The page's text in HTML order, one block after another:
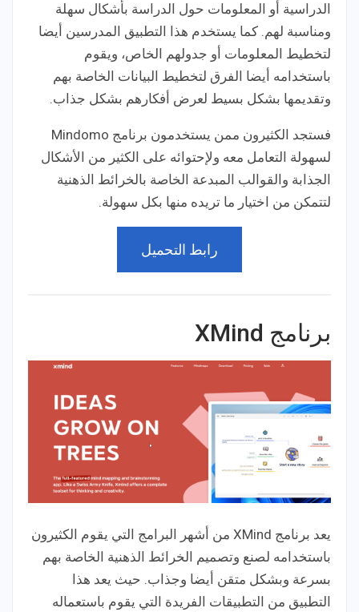
الدراسية أو المعلومات حول الدراسة بأشكال سهلة
ومناسبة لهم. كما يستخدم هذا التطبيق المدرسين أيضا
لتخطيط المعلومات أو جدولهم الخاص، ويقوم
باستخدامه أيضا الفرق لتخطيط البيانات الخاصة بهم
وتقديمها بشكل بسيط لعرض أفكارهم بشكل جذاب.
فستجد الكثيرون ممن يستخدمون برنامج Mindomo
لسهولة التعامل معه ولإحتوائه على الكثير من الأشكال
الجذابة والقوالب المبدعة الخاصة بالخرائط الذهنية
لتتمكن من اختيار ما تريده منها بكل سهولة.
رابط التحميل
برنامج XMind
يعد برنامج XMind من أشهر البرامج التي يقوم الكثيرون
باستخدامه لصنع وتصميم الخرائط الذهنية الخاصة بهم
بسرعة وبشكل متقن أيضا وجذاب. حيث يعد هذا
التطبيق من التطبيقات الفريدة التي يقوم باستعماله